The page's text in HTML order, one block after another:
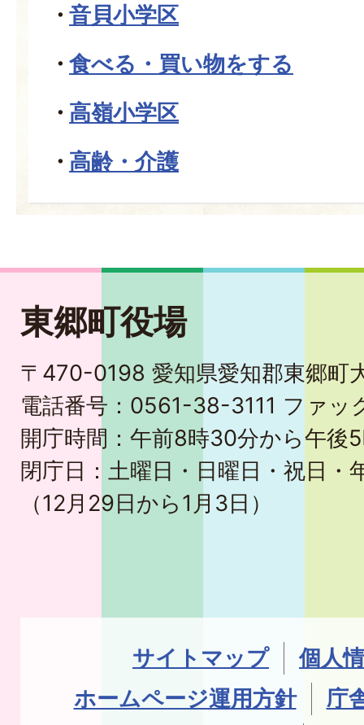
音貝小学区
食べる・買い物をする
高嶺小学区
高齢・介護
東郷町役場
〒470-0198 愛知県愛知郡東郷町
電話番号：0561-38-3111 ファ
開庁時間：午前8時30分から午後
閉庁日：土曜日・日曜日・祝日・
（12月29日から1月3日）
サイトマップ
個人
ホームページ運用方針
庁